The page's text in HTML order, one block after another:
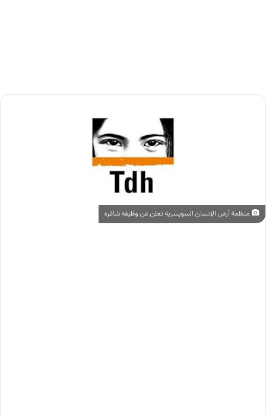
منظمة أرض الإنسان السويسرية تعلن عن وظيفه شاغره